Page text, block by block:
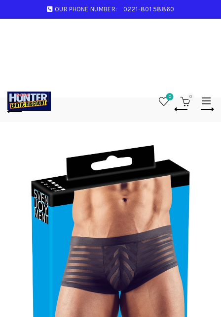
OUR PHONE NUMBER: 0221-801 58860
0 0